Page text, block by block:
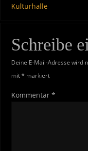
Kulturhalle
Schreibe
Deine E-Mail-Adresse wird
mit* markiert
Kommentar *